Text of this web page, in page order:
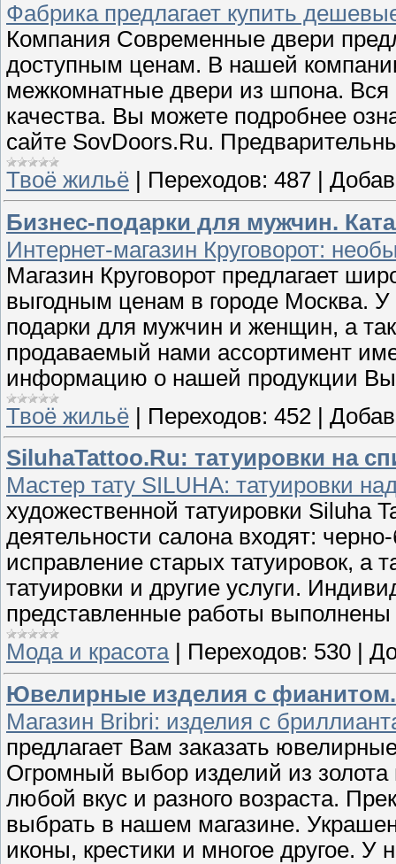
Фабрика предлагает купить
Компания Современные двери
доступным ценам. В нашей
межкомнатные двери из шпона.
качества. Вы можете подробнее
сайте SovDoors.Ru.
Твоё жильё
Переходов: 487
Бизнес-подарки для мужчин.
Интернет-магазин Круговорот:
Магазин Круговорот предлагает
выгодным ценам в городе Москва.
подарки для мужчин и женщин, а
продаваемый нами ассортимент
информацию о нашей продукции
Твоё жильё | Переходов: 452 |
SiluhaTattoo.Ru: татуировки на
Мастер тату SILUHA: татуировки
художественной татуировки Siluha
деятельности салона входят:
исправление старых татуировок, а
татуировки и другие услуги.
представленные работы
Мода и красота| Переходов: 530
Ювелирные изделия с фианитом.
Магазин Bribri: изделия с
предлагает Вам заказать
Огромный выбор изделий из золота
любой вкус и разного возраста.
выбрать в нашем магазине.
иконы, крестики и многое другое. У